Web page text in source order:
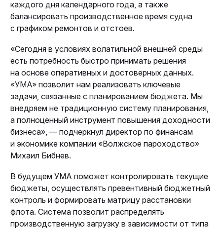
каждого дня календарного года, а также
балансировать производственное время судна
с графиком ремонтов и отстоев.
«Сегодня в условиях волатильной внешней среды
есть потребность быстро принимать решения
на основе оперативных и достоверных данных.
«УМА» позволит нам реализовать ключевые
задачи, связанные с планированием бюджета. Мы
внедряем не традиционную систему планирования,
а полноценный инструмент повышения доходности
бизнеса», — подчеркнул директор по финансам
и экономике компании «Волжское пароходство»
Михаил Бибнев.
В будущем УМА поможет контролировать текущие
бюджеты, осуществлять превентивный бюджетный
контроль и формировать матрицу расстановки
флота. Система позволит распределять
производственную загрузку в зависимости от типа